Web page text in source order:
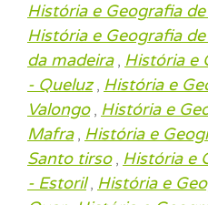
História e Geografia
História e Geografia
da madeira, História e
- Queluz, História e
Valongo, História e
Mafra, História e
Santo tirso, História e
- Estoril, História e